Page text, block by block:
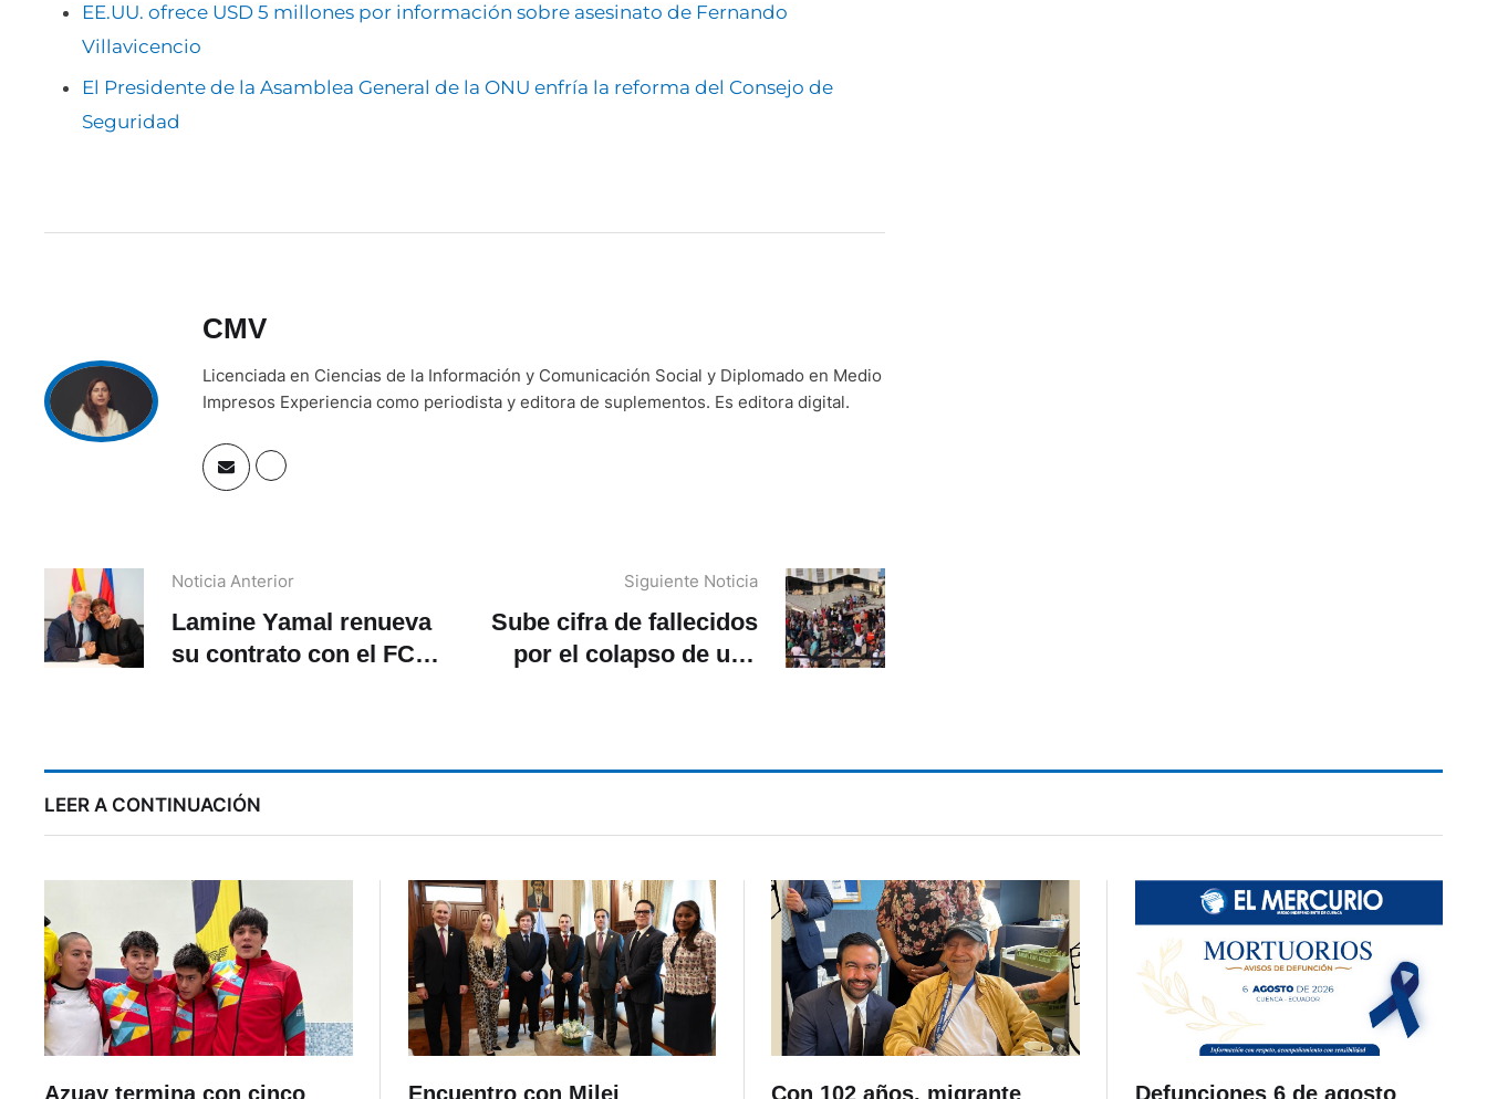
EE.UU. ofrece USD 5 millones por información sobre asesinato de Fernando
Villavicencio
El Presidente de la Asamblea General de la ONU enfría la reforma del Consejo de
Seguridad
CMV
Licenciada en Ciencias de la Información y Comunicación Social y Diplomado en Medio
Impresos Experiencia como periodista y editora de suplementos. Es editora digital.
Noticia Anterior
Lamine Yamal renueva
su contrato con el FC
Siguiente Noticia
Sube cifra de fallecidos
por el colapso de una
LEER A CONTINUACIÓN
Azuay termina con cinco Encuentro con Milei Con 102 años, migrante Defunciones 6 de agosto